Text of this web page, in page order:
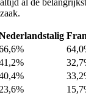
al de
23,6%